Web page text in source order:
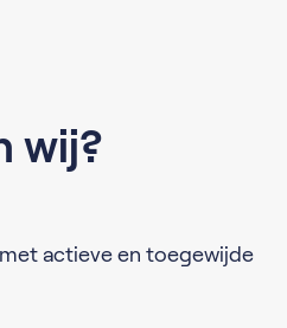
wij?
actieve en toegewijde